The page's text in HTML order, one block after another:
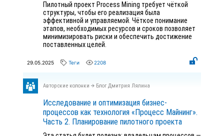
Пилотный проект Process Mining требует чёткой
структуры, чтобы его реализация была
эффективной и управляемой. Чёткое понимание
этапов, необходимых ресурсов и сроков позволяет
минимизировать риски и обеспечить достижение
поставленных целей.
29.05.2025 Теги 2208
Авторские колонки Блог Дмитрия Лялина
Исследование и оптимизация бизнес-
процессов как технология «Процесс Майнинг».
Часть 2. Планирование пилотного проекта